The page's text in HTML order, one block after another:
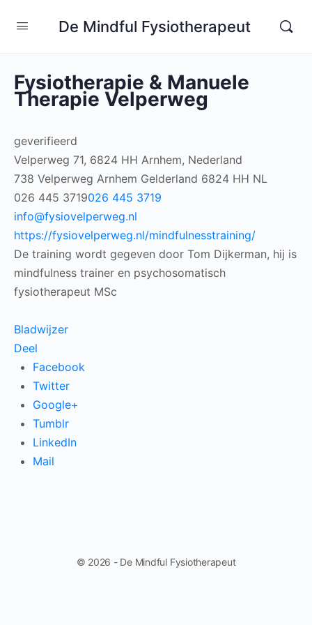
De Mindful Fysiotherapeut
Fysiotherapie & Manuele
Therapie Velperweg
geverifieerd
Velperweg 71, 6824 HH Arnhem, Nederland
738 Velperweg Arnhem Gelderland 6824 HH NL
026 445 3719026 445 3719
info@fysiovelperweg.nl
https://fysiovelperweg.nl/mindfulnesstraining/
De training wordt gegeven door Tom Dijkerman, hij is
mindfulness trainer en psychosomatisch
fysiotherapeut MSc
Bladwijzer
Deel
Facebook
Twitter
Google+
Tumblr
LinkedIn
Mail
© 2026 - De Mindful Fysiotherapeut